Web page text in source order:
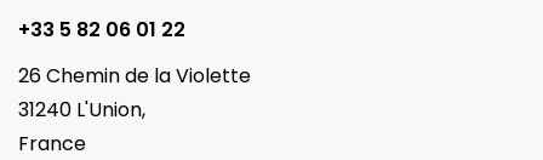
+33 5 82 06 01 22
26 Chemin de la Violette
31240 L'Union,
France